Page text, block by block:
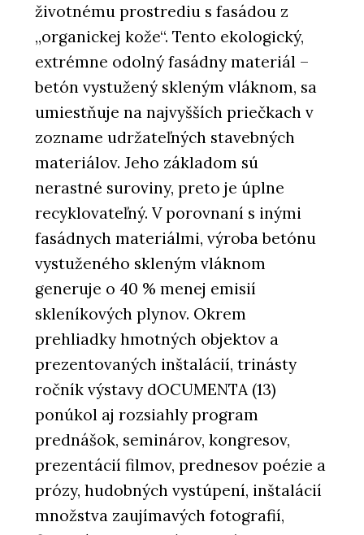
životnému prostrediu s fasádou z
„organickej kože“. Tento ekologický,
extrémne odolný fasádny materiál –
betón vystužený skleným vláknom, sa
umiestňuje na najvyšších priečkach v
zozname udržateľných stavebných
materiálov. Jeho základom sú
nerastné suroviny, preto je úplne
recyklovateľný. V porovnaní s inými
fasádnych materiálmi, výroba betónu
vystuženého skleným vláknom
generuje o 40 % menej emisií
skleníkových plynov. Okrem
prehliadky hmotných objektov a
prezentovaných inštalácií, trinásty
ročník výstavy dOCUMENTA (13)
ponúkol aj rozsiahly program
prednášok, seminárov, kongresov,
prezentácií filmov, prednesov poézie a
prózy, hudobných vystúpení, inštalácií
množstva zaujímavých fotografií,